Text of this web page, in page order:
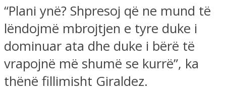
“Plani ynë? Shpresoj që ne mund të
lëndojmë mbrojtjen e tyre duke i
dominuar ata dhe duke i bërë të
vrapojnë më shumë se kurrë”, ka
thënë fillimisht Giraldez.